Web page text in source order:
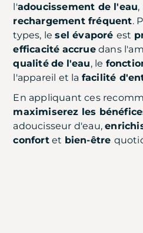
l'adoucissement de l'eau,
rechargement fréquent.
types, lesel évaporé est
efficacité accruedans
qualité de l'eau, le
l'appareil et la facilité
En appliquant ces
maximiserez les
adoucisseur d'eau,
confortet bien-être